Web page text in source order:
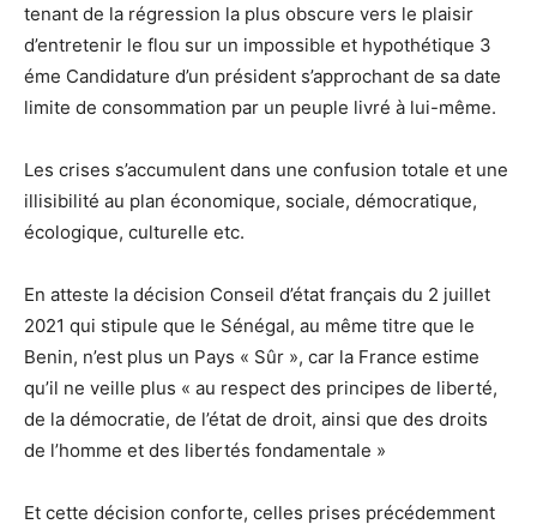
tenant de la régression la plus obscure vers le plaisir
d’entretenir le flou sur un impossible et hypothétique 3
éme Candidature d’un président s’approchant de sa date
limite de consommation par un peuple livré à lui-même.
Les crises s’accumulent dans une confusion totale et une
illisibilité au plan économique, sociale, démocratique,
écologique, culturelle etc.
En atteste la décision Conseil d’état français du 2 juillet
2021 qui stipule que le Sénégal, au même titre que le
Benin, n’est plus un Pays « Sûr », car la France estime
qu’il ne veille plus « au respect des principes de liberté,
de la démocratie, de l’état de droit, ainsi que des droits
de l’homme et des libertés fondamentale »
Et cette décision conforte, celles prises précédemment